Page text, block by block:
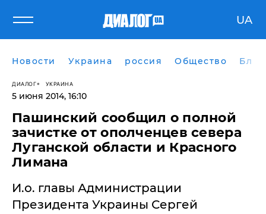
UA
Новости Украина россия Общество
ДИАЛОГ УКРАИНА
5 июня 2014, 16:10
Пашинский сообщил о полной
зачистке от ополченцев севера
Луганской области и Красного
Лимана
И.о. главы Администрации
Президента Украины Сергей